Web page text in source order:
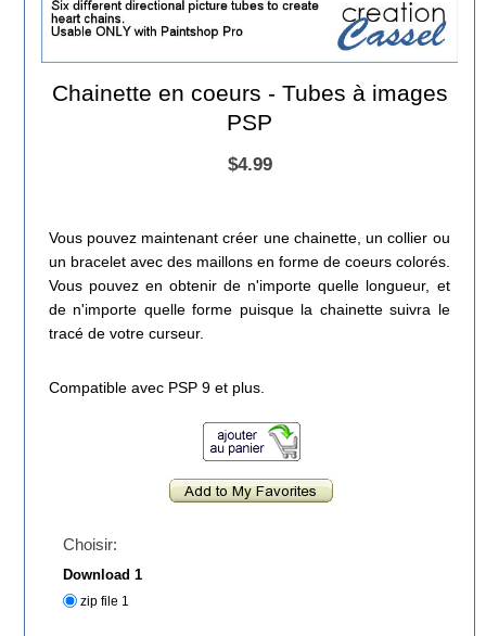
Chainette en coeurs - Tubes à images
PSP
$4.99
Vous pouvez maintenant créer une chainette, un collier ou
un bracelet avec des maillons en forme de coeurs colorés.
Vous pouvez en obtenir de n'importe quelle longueur, et
de n'importe quelle forme puisque la chainette suivra le
tracé de votre curseur.
Compatible avec PSP 9 et plus.
Choisir:
Download 1
zip file 1